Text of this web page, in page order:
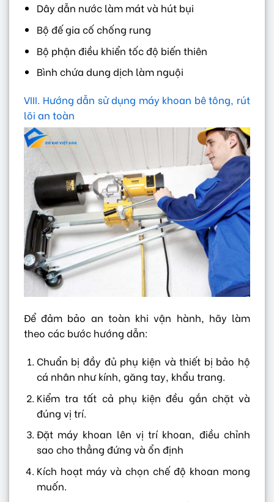
Dây dẫn nước làm mát và hút bụi
Bộ đế gia cố chống rung
Bộ phận điều khiển tốc độ biến thiên
Bình chứa dung dịch làm nguội
VIII. Hướng dẫn sử dụng máy khoan bê tông, rút
lõi an toàn
Để đảm bảo an toàn khi vận hành, hãy làm
theo các bước hướng dẫn:
Chuẩn bị đầy đủ phụ kiện và thiết bị bảo hộ
cá nhân như kính, găng tay, khẩu trang.
Kiểm tra tất cả phụ kiện đều gắn chặt và
đúng vị trí.
Đặt máy khoan lên vị trí khoan, điều chỉnh
sao cho thẳng đứng và ổn định
Kích hoạt máy và chọn chế độ khoan mong
muốn.